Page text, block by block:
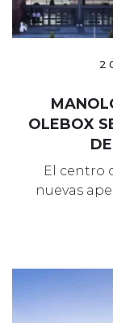
OLEBOX
El centro
nuevas